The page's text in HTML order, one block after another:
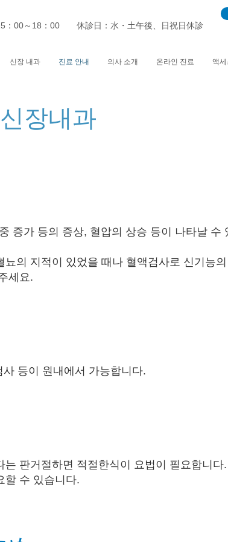
：00～18：00 休診日：水・土午後、日祝日休診
신장 내과 진료 안내 의사 소개 온라인 진료 액세
신장​내과
증가 등의 증상, 혈압의 상승 등이 나타날 수
의 지적이 있었을 때나 혈액검사로 신기능
세요​.
등이 원내에서 가능합니다.
는 판거절하면 적절한식이 요법이 필요합니다
할 수 있습니다.